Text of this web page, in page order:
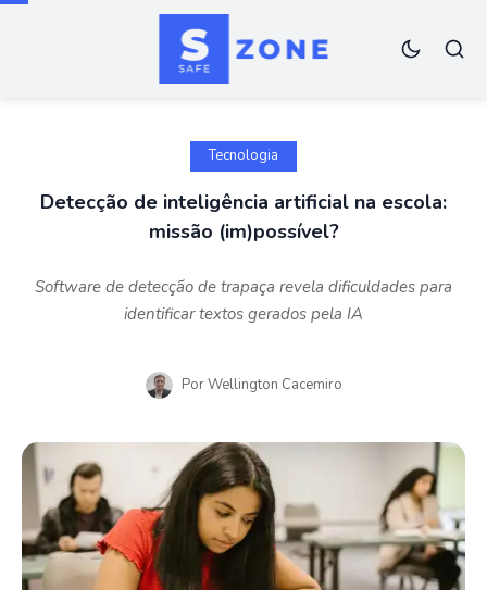
Tecnologia
Detecção de inteligência artificial na escola:
missão (im)possível?
Software de detecção de trapaça revela dificuldades para
identificar textos gerados pela IA
PorWellington Cacemiro